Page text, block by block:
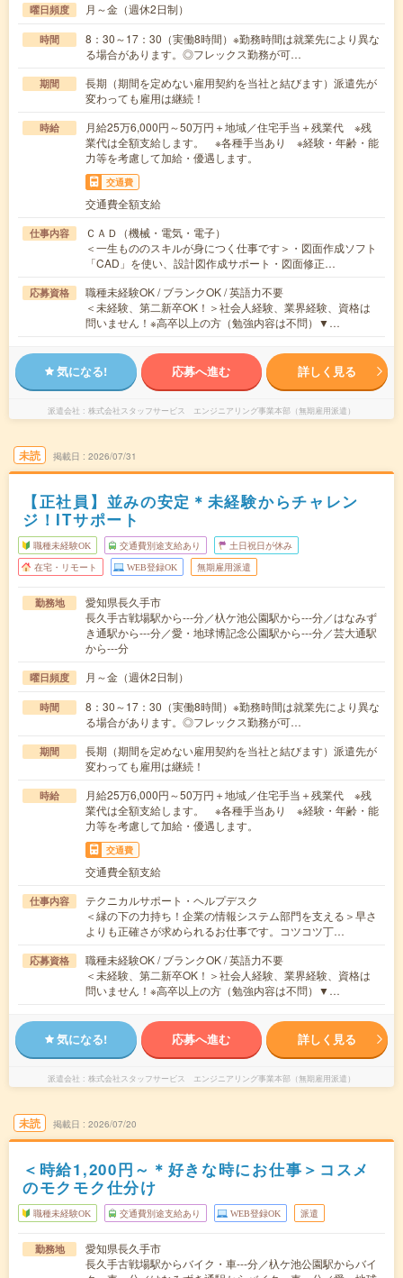
曜日頻度 月～金（週休2日制）
時間
8：30～17：30（実働8時間）※勤務時間は就業先により異な
る場合があります。◎フレックス勤務が可…
期間
長期（期間を定めない雇用契約を当社と結びます）派遣先が
変わっても雇用は継続！
時給
月給25万6,000円～50万円＋地域／住宅手当＋残業代 ※残
業代は全額支給します。 ※各種手当あり ※経験・年齢・能
力等を考慮して加給・優遇します。
交通費
交通費全額支給
仕事内容
ＣＡＤ（機械・電気・電子）
＜一生もののスキルが身につく仕事です＞・図面作成ソフト
「CAD」を使い、設計図作成サポート・図面修正…
応募資格
職種未経験OK / ブランクOK / 英語力不要
＜未経験、第二新卒OK！＞社会人経験、業界経験、資格は
問いません！※高卒以上の方（勉強内容は不問）▼…
気になる! 応募へ進む 詳しく見る
派遣会社 株式会社スタッフサービス エンジニアリング事業本部（無期雇用派遣）
未読 掲載日 2026/07/31
【正社員】並みの安定＊未経験からチャレン
ジ！ITサポート
職種未経験OK 交通費別途支給あり 土日祝日が休み
在宅・リモート WEB登録OK 無期雇用派遣
勤務地
愛知県長久手市
長久手古戦場駅から---分／杁ケ池公園駅から---分／はなみず
き通駅から---分／愛・地球博記念公園駅から---分／芸大通駅
から---分
曜日頻度 月～金（週休2日制）
時間
8：30～17：30（実働8時間）※勤務時間は就業先により異な
る場合があります。◎フレックス勤務が可…
期間
長期（期間を定めない雇用契約を当社と結びます）派遣先が
変わっても雇用は継続！
時給
月給25万6,000円～50万円＋地域／住宅手当＋残業代 ※残
業代は全額支給します。 ※各種手当あり ※経験・年齢・能
力等を考慮して加給・優遇します。
交通費
交通費全額支給
仕事内容
テクニカルサポート・ヘルプデスク
＜縁の下の力持ち！企業の情報システム部門を支える＞早さ
よりも正確さが求められるお仕事です。コツコツ丁…
応募資格
職種未経験OK / ブランクOK / 英語力不要
＜未経験、第二新卒OK！＞社会人経験、業界経験、資格は
問いません！※高卒以上の方（勉強内容は不問）▼…
気になる! 応募へ進む 詳しく見る
派遣会社 株式会社スタッフサービス エンジニアリング事業本部（無期雇用派遣）
未読 掲載日 2026/07/20
＜時給1,200円～＊好きな時にお仕事＞コスメ
のモクモク仕分け
職種未経験OK 交通費別途支給あり WEB登録OK 派遣
勤務地
愛知県長久手市
長久手古戦場駅からバイク・車---分／杁ケ池公園駅からバイ